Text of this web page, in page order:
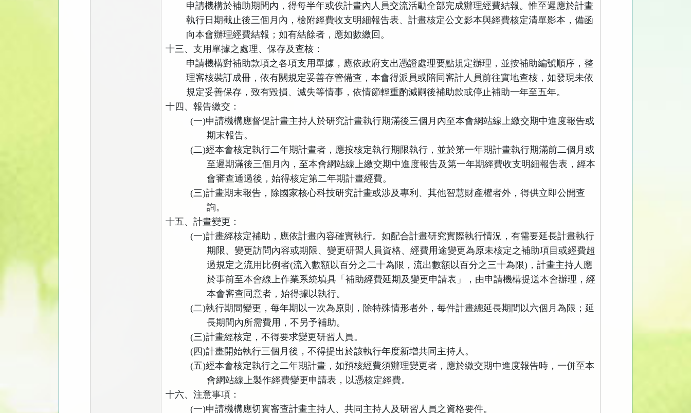
申請機構於補助期間內，得每半年或俟計畫內人員交流活動全部完成辦理經費結報。惟至遲應於計畫
執行日期截止後三個月內，檢附經費收支明細報告表、計畫核定公文影本與經費核定清單影本，備函
向本會辦理經費結報；如有結餘者，應如數繳回。
十三、支用單據之處理、保存及查核：
申請機構對補助款項之各項支用單據，應依政府支出憑證處理要點規定辦理，並按補助編號順序，整
理審核裝訂成冊，依有關規定妥善存管備查，本會得派員或陪同審計人員前往實地查核，如發現未依
規定妥善保存，致有毀損、滅失等情事，依情節輕重酌減嗣後補助款或停止補助一年至五年。
十四、報告繳交：
(一)申請機構應督促計畫主持人於研究計畫執行期滿後三個月內至本會網站線上繳交期中進度報告或
期末報告。
(二)經本會核定執行二年期計畫者，應按核定執行期限執行，並於第一年期計畫執行期滿前二個月或
至遲期滿後三個月內，至本會網站線上繳交期中進度報告及第一年期經費收支明細報告表，經本
會審查通過後，始得核定第二年期計畫經費。
(三)計畫期末報告，除國家核心科技研究計畫或涉及專利、其他智慧財產權者外，得供立即公開查
詢。
十五、計畫變更：
(一)計畫經核定補助，應依計畫內容確實執行。如配合計畫研究實際執行情況，有需要延長計畫執行
期限、變更訪問內容或期限、變更研習人員資格、經費用途變更為原未核定之補助項目或經費超
過規定之流用比例者(流入數額以百分之二十為限，流出數額以百分之三十為限) ，計畫主持人應
於事前至本會線上作業系統填具「補助經費延期及變更申請表」，由申請機構提送本會辦理，經
本會審查同意者，始得據以執行。
(二)執行期間變更，每年期以一次為原則，除特殊情形者外，每件計畫總延長期間以六個月為限；延
長期間內所需費用，不另予補助。
(三)計畫經核定，不得要求變更研習人員。
(四)計畫開始執行三個月後，不得提出於該執行年度新增共同主持人。
(五)經本會核定執行之二年期計畫，如預核經費須辦理變更者，應於繳交期中進度報告時，一併至本
會網站線上製作經費變更申請表，以憑核定經費。
十六、注意事項：
(一)申請機構應切實審查計畫主持人、共同主持人及研習人員之資格要件。